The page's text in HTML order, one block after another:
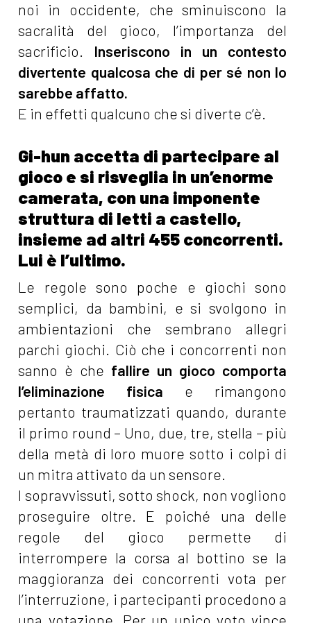
noi in occidente, che sminuiscono la
sacralità del gioco, l’importanza del
sacrificio. Inseriscono in un contesto
divertente qualcosa che di per sé non lo
sarebbe affatto.
E in effetti qualcuno che si diverte c’è.
Gi-hun accetta di partecipare al
gioco e si risveglia in un’enorme
camerata, con una imponente
struttura di letti a castello,
insieme ad altri 455 concorrenti.
Lui è l’ultimo.
Le regole sono poche e giochi sono
semplici, da bambini, e si svolgono in
ambientazioni che sembrano allegri
parchi giochi. Ciò che i concorrenti non
sanno è che fallire un gioco comporta
l’eliminazione fisica e rimangono
pertanto traumatizzati quando, durante
il primo round – Uno, due, tre, stella – più
della metà di loro muore sotto i colpi di
un mitra attivato da un sensore.
I sopravvissuti, sotto shock, non vogliono
proseguire oltre. E poiché una delle
regole del gioco permette di
interrompere la corsa al bottino se la
maggioranza dei concorrenti vota per
l’interruzione, i partecipanti procedono a